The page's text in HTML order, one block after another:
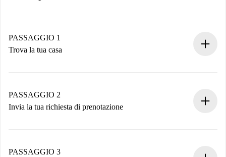
PASSAGGIO 1
Trova la tua casa
Hai tutte le informazioni necessarie in anticipo.
PASSAGGIO 2
Invia la tua richiesta di prenotazione
non accetta.
PASSAGGIO 3